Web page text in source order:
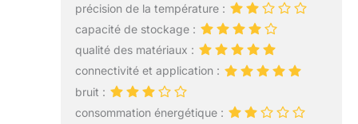
précision de la température :
capacité de stockage :
qualité des matériaux :
connectivité et application :
bruit :
consommation énergétique :